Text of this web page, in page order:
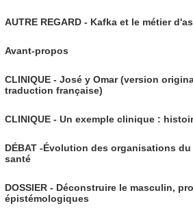
AUTRE REGARD - Kafka et le métier
Avant-propos
CLINIQUE - José y Omar (version
traduction française)
CLINIQUE - Un exemple clinique :
DÉBAT -Évolution des organisations
santé
DOSSIER - Déconstruire le masculin,
épistémologiques